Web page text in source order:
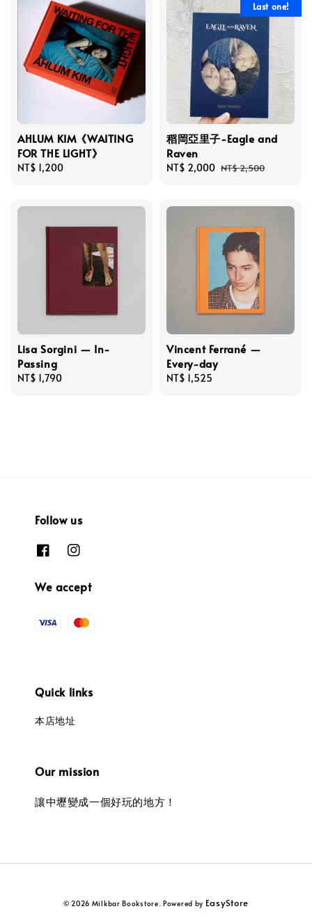
AHLUM KIM《WAITING
FOR THE LIGHT》
Regular
NT$ 1,200
Last one!
稻岡亞里子-Eagle and
Raven
Sale
NT$ 2,000 Regular
NT$ 2,500
Lisa Sorgini — In-
Passing
Regular
NT$ 1,790
Vincent Ferrané —
Every-day
Regular
NT$ 1,525
Follow us
We accept
Quick links
本店地址
Our mission
讓中壢變成一個好玩的地方！
© 2026 Milkbar Bookstore. Powered by EasyStore